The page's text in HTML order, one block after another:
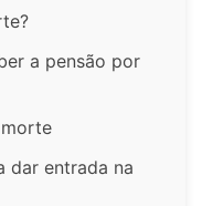
a pensão por
dar entrada na